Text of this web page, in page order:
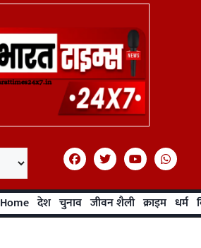
Home देश चुनाव जीवन शैली क्राइम धर्म